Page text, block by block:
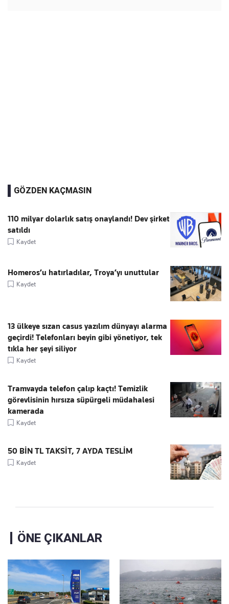
GÖZDEN KAÇMASIN
110 milyar dolarlık satış onaylandı! Dev şirket
satıldı
Kaydet
Homeros’u hatırladılar, Troya’yı unuttular
Kaydet
13 ülkeye sızan casus yazılım dünyayı alarma
geçirdi! Telefonları beyin gibi yönetiyor, tek
tıkla her şeyi siliyor
Kaydet
Tramvayda telefon çalıp kaçtı! Temizlik
görevlisinin hırsıza süpürgeli müdahalesi
kamerada
Kaydet
50 BİN TL TAKSİT, 7 AYDA TESLİM
Kaydet
ÖNE ÇIKANLAR